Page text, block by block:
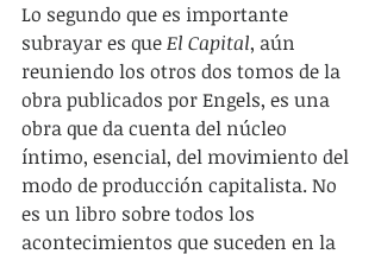
Lo segundo que es importante
subrayar es que El Capital, aún
reuniendo los otros dos tomos de la
obra publicados por Engels, es una
obra que da cuenta del núcleo
íntimo, esencial, del movimiento del
modo de producción capitalista. No
es un libro sobre todos los
acontecimientos que suceden en la